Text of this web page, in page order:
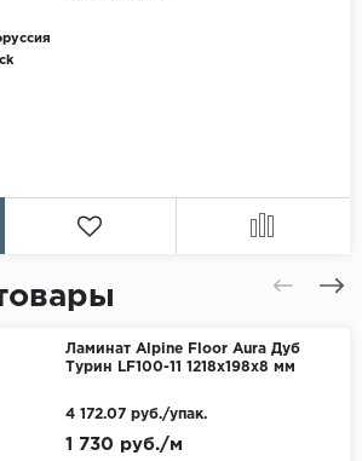
Ламинат Alpine Floor Aura Дуб
Турин LF100-11 1218х198х8 мм
1 730 руб./м
4 172.07 руб./упак.